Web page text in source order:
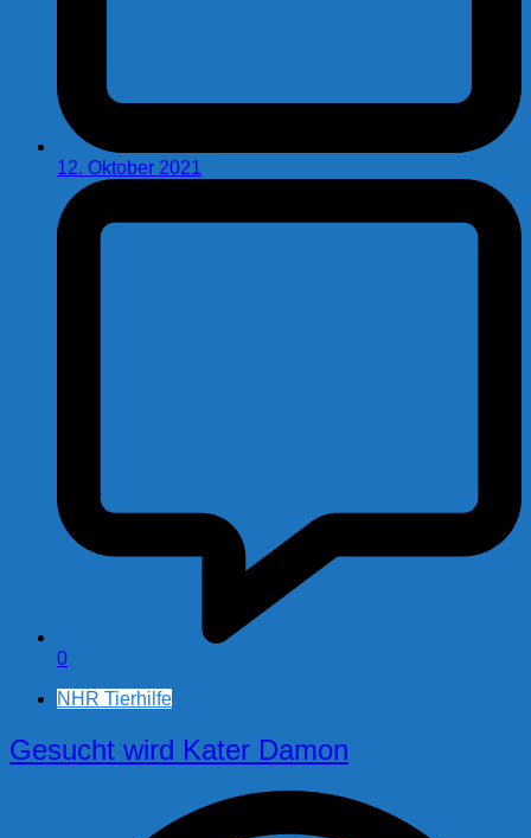
12. Oktober 2021
0
NHR Tierhilfe
Gesucht wird Kater Damon